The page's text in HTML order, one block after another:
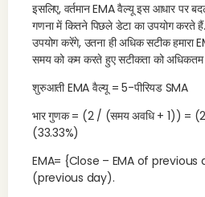
इसलिए, वर्तमान EMA वैल्यू इस आधार पर
गणना में कितने पिछले डेटा का उपयोग करते
उपयोग करेंगे, उतना ही अधिक सटीक हमारा
समय को कम करते हुए सटीकता को अधिकतम
शुरुआती EMA वैल्यू = 5-पीरियड SMA
भार गुणक = (2 / (समय अवधि + 1)) =
(33.33%)
EMA= {Close – EMA of
(previous day).